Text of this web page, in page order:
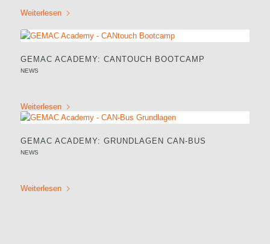
Weiterlesen
GEMAC ACADEMY: CANTOUCH BOOTCAMP
NEWS
Weiterlesen
GEMAC ACADEMY: GRUNDLAGEN CAN-BUS
NEWS
Weiterlesen